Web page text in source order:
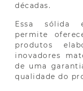
décadas.
Essa sólida
permite
produtos
inovadores
de uma
qualidade do